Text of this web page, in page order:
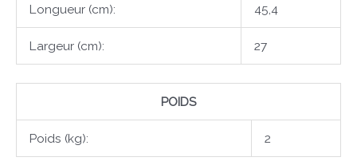
Longueur (cm): 45,4
Largeur (cm): 27
POIDS
Poids (kg): 2